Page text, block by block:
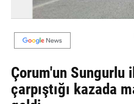
YAZARLAR
BİZE
Künye
Çorum'un Sungurlu
çarpıştığı kazada